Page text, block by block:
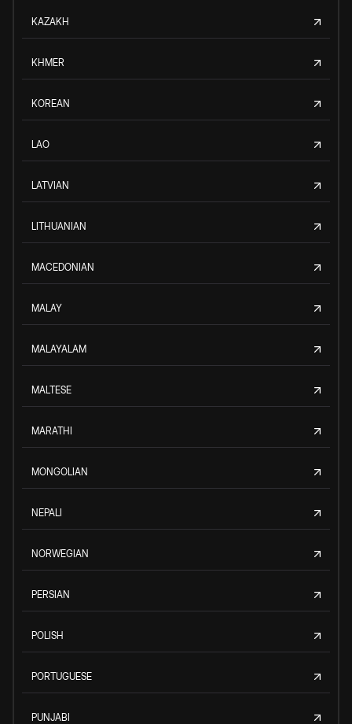
KAZAKH
KHMER
KOREAN
LAO
LATVIAN
LITHUANIAN
MACEDONIAN
MALAY
MALAYALAM
MALTESE
MARATHI
MONGOLIAN
NEPALI
NORWEGIAN
PERSIAN
POLISH
PORTUGUESE
PUNJABI